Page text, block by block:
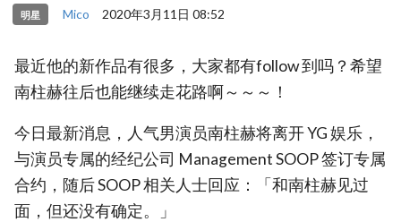
明星 Mico 2020年3月11日 08:52
最近他的新作品有很多，大家都有follow 到吗？希望
南柱赫往后也能继续走花路啊～～～！
今日最新消息，人气男演员南柱赫将离开 YG 娱乐，
与演员专属的经纪公司 Management SOOP 签订专属
合约，随后 SOOP 相关人士回应：「和南柱赫见过
面，但还没有确定。」